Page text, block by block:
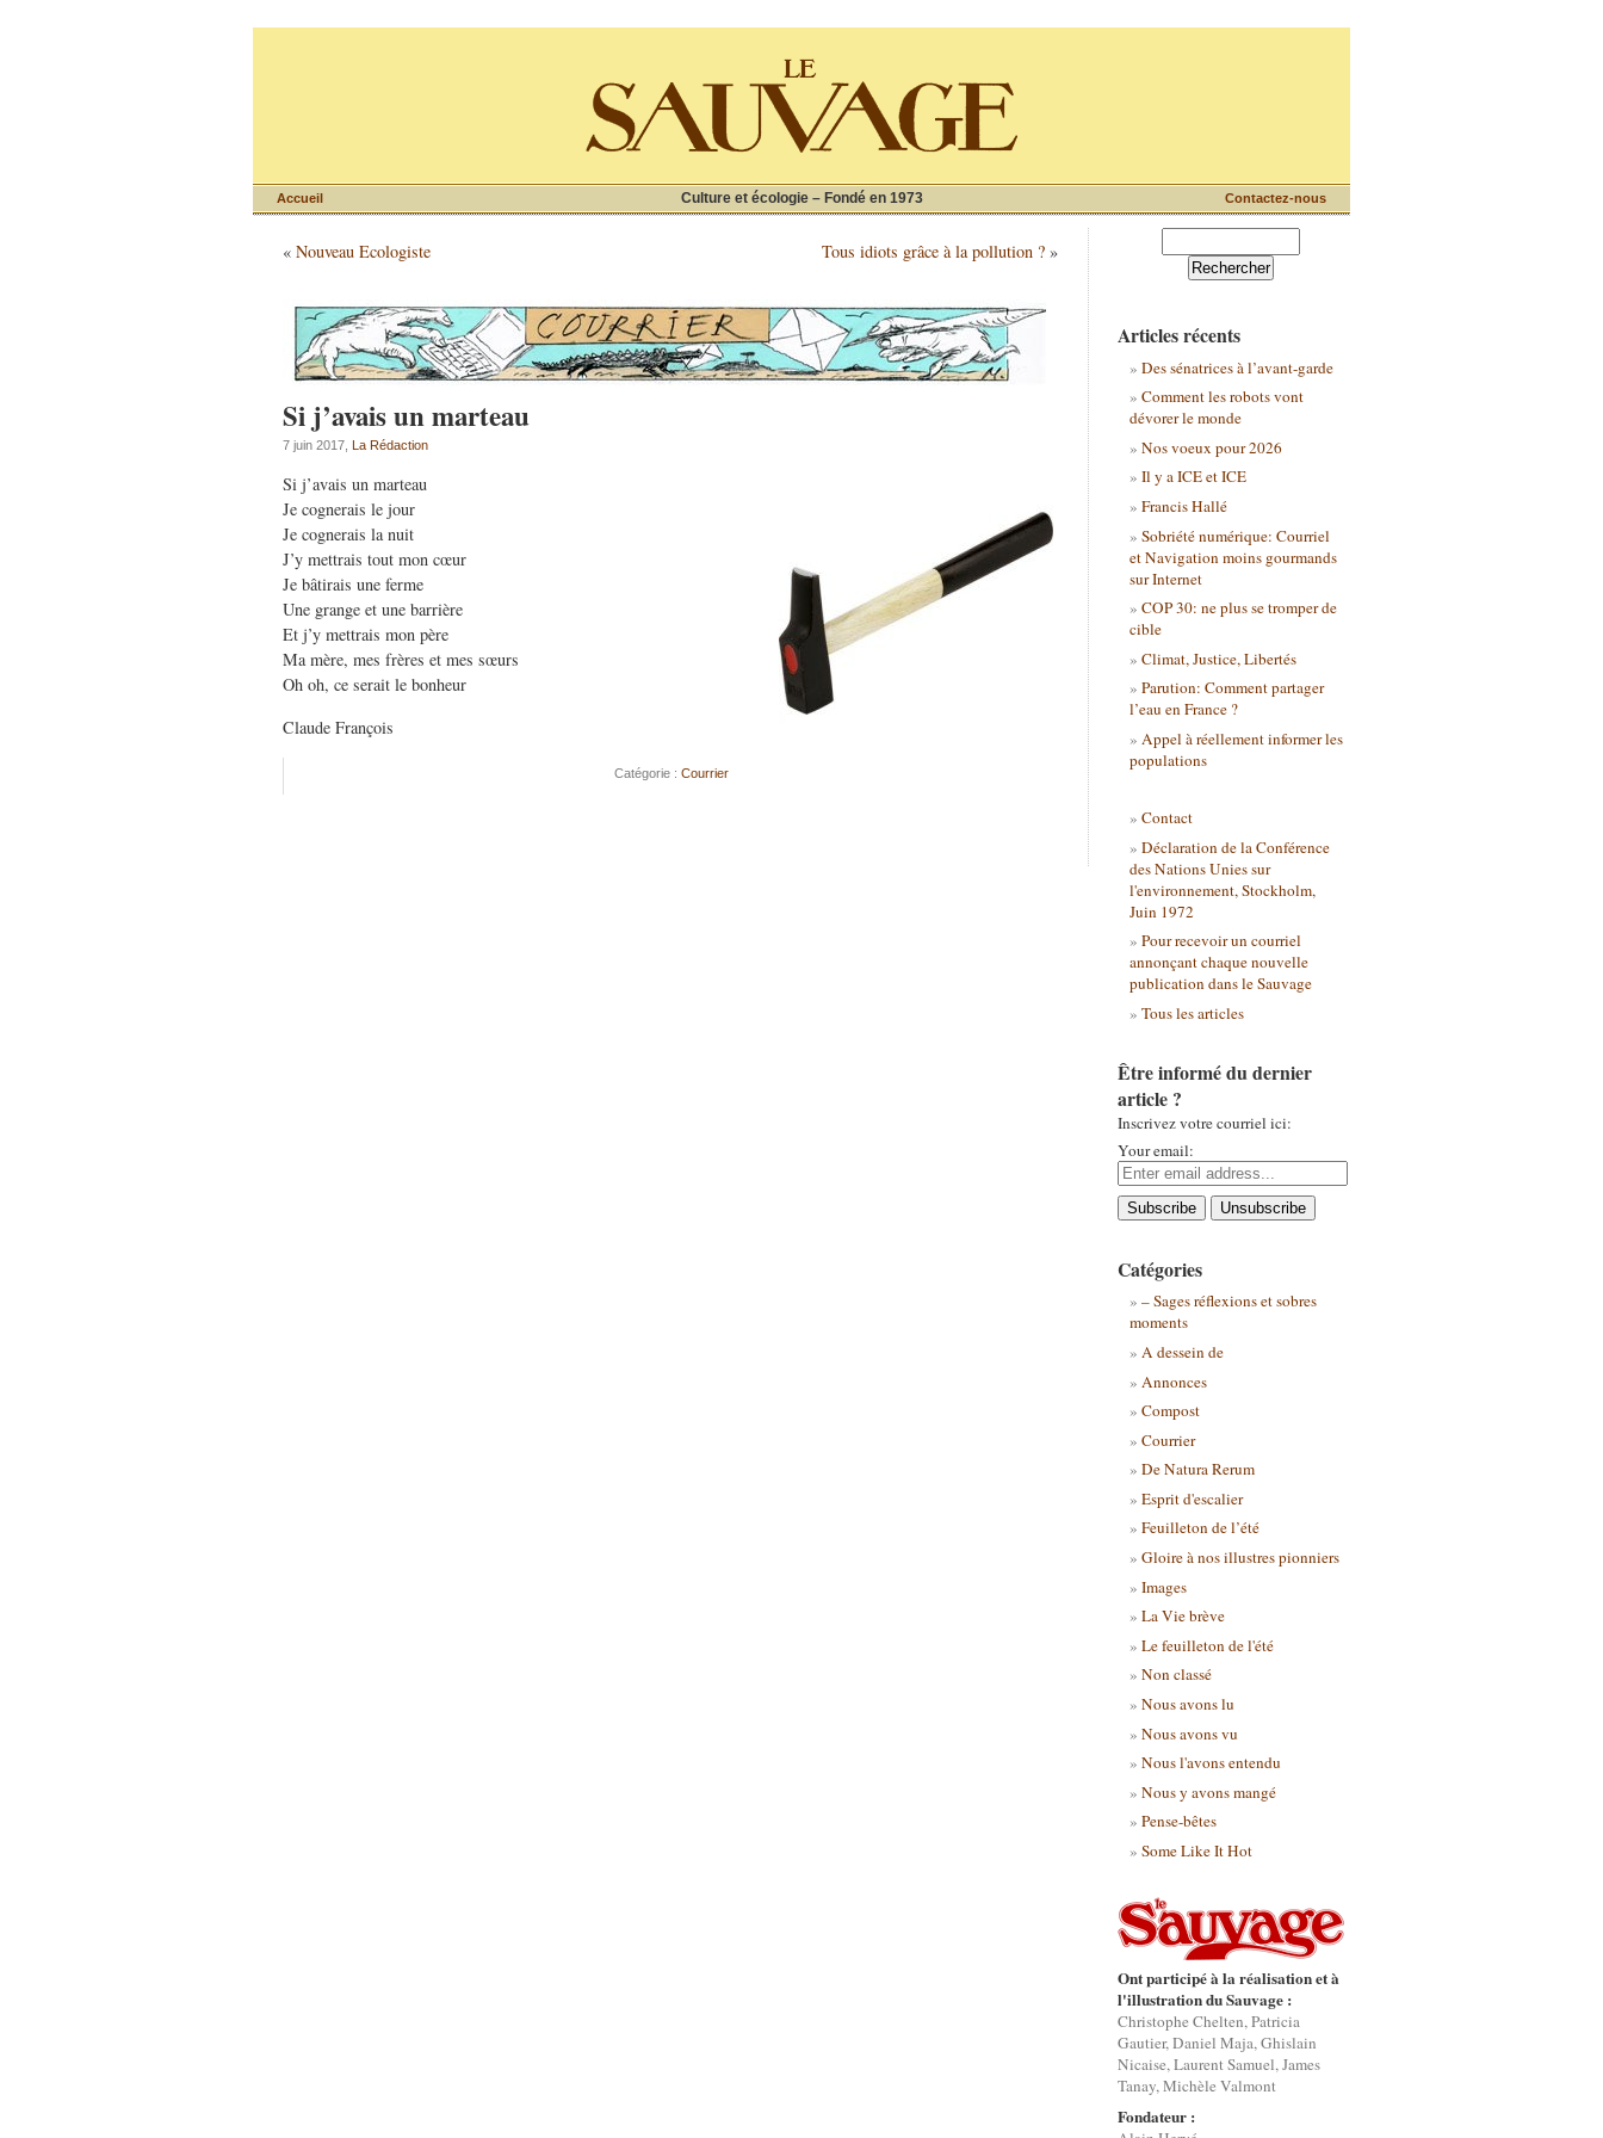
Culture et écologie – Fondé en 1973
Accueil Contactez-nous
« Nouveau Ecologiste Tous idiots grâce à la pollution ? »
Si j’avais un marteau
7 juin 2017, La Rédaction
Si j’avais un marteau
Je cognerais le jour
Je cognerais la nuit
J’y mettrais tout mon cœur
Je bâtirais une ferme
Une grange et une barrière
Et j’y mettrais mon père
Ma mère, mes frères et mes sœurs
Oh oh, ce serait le bonheur
Claude François
Catégorie : Courrier
Articles récents
Des sénatrices à l’avant-garde
Comment les robots vont
dévorer le monde
Nos voeux pour 2026
Il y a ICE et ICE
Francis Hallé
Sobriété numérique: Courriel
et Navigation moins gourmands
sur Internet
COP 30: ne plus se tromper de
cible
Climat, Justice, Libertés
Parution: Comment partager
l’eau en France ?
Appel à réellement informer les
populations
Contact
Déclaration de la Conférence
des Nations Unies sur
l'environnement, Stockholm,
Juin 1972
Pour recevoir un courriel
annonçant chaque nouvelle
publication dans le Sauvage
Tous les articles
Être informé du dernier
article ?
Inscrivez votre courriel ici:
Your email:
Catégories
– Sages réflexions et sobres
moments
A dessein de
Annonces
Compost
Courrier
De Natura Rerum
Esprit d'escalier
Feuilleton de l’été
Gloire à nos illustres pionniers
Images
La Vie brève
Le feuilleton de l'été
Non classé
Nous avons lu
Nous avons vu
Nous l'avons entendu
Nous y avons mangé
Pense-bêtes
Some Like It Hot
Ont participé à la réalisation et à
l'illustration du Sauvage :
Christophe Chelten, Patricia
Gautier, Daniel Maja, Ghislain
Nicaise, Laurent Samuel, James
Tanay, Michèle Valmont
Fondateur :